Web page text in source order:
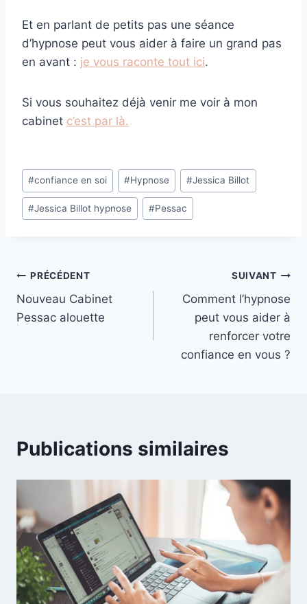
Et en parlant de petits pas une séance
d’hypnose peut vous aider à faire un grand pas
en avant : je vous raconte tout ici.
Si vous souhaitez déjà venir me voir à mon
cabinet c’est par là.
Étiquettes
de
la
#confiance en soi #Hypnose #Jessica Billot
#Jessica Billot hypnose #Pessac
Navigation
de
PRÉCÉDENT
Nouveau Cabinet
Pessac alouette
SUIVANT
Comment l’hypnose
peut vous aider à
renforcer votre
confiance en vous ?
Publications similaires